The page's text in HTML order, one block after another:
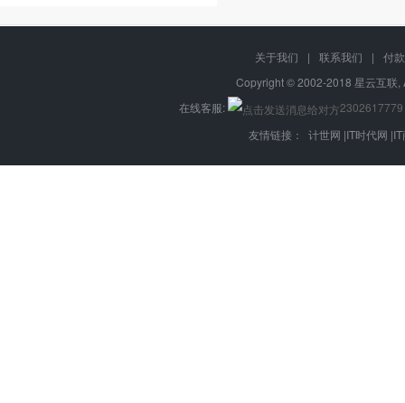
关于我们 | 联系我们 |
付
Copyright © 2002-2018 星云互
在线客服:
2302617779
友情链接： 计世网 |IT时代网 |